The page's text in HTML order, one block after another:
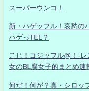
スーパーウンコ！
新・ハゲッフル！哀愁の
ハゲっTEL？
こじ！コジッフル@！-
女のBL腐女子的まとめ速
何だ！何が？真・シロ